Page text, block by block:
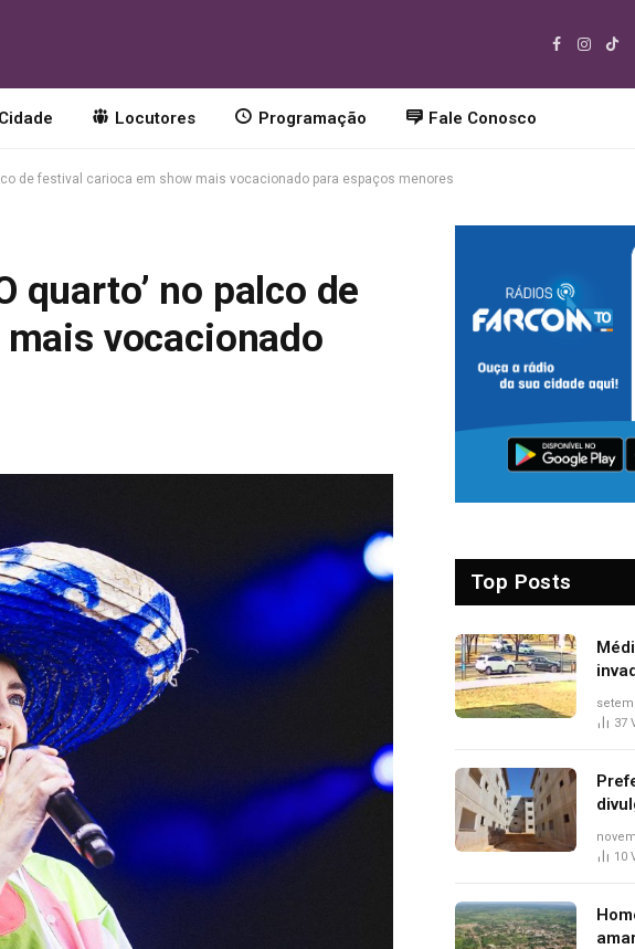
Facebook
Locutores Programação Fale Conosco
de festival carioca em show mais vocacionado para espaços menores
quarto’ no palco de
vocacionado
Top Posts
37
10